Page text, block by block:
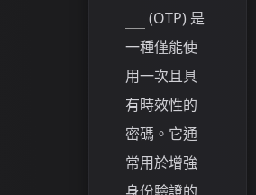
(OTP) 是
一種僅能使
用一次且具
有時效性的
密碼。它通
常用於增強